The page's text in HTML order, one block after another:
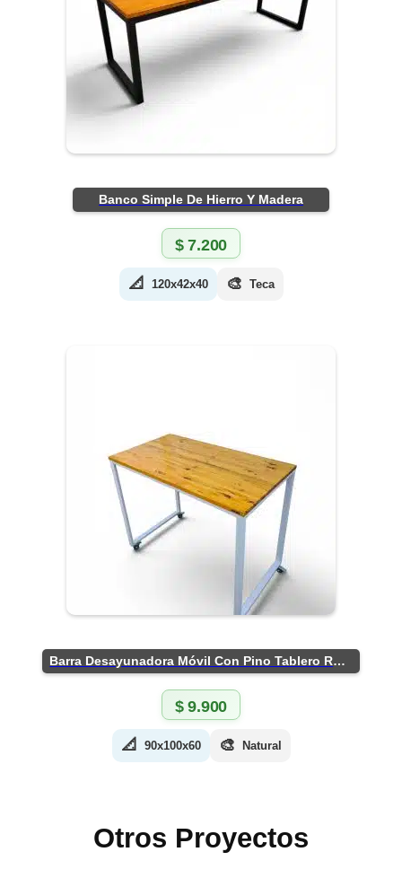
Banco Simple De Hierro Y Madera
$7.200
📐 120x42x40 🎨 Teca
Barra Desayunadora Móvil Con Pino Tablero Rústico
$9.900
📐 90x100x60 🎨 Natural
Otros Proyectos